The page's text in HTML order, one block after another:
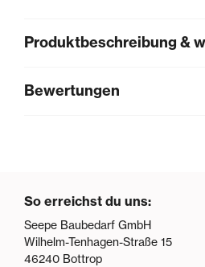
Produktbeschreibung &
Bewertungen
So erreichst du uns:
Seepe Baubedarf GmbH
Wilhelm-Tenhagen-Straße 15
46240 Bottrop